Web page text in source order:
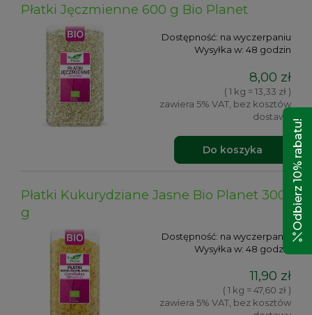
Płatki Jęczmienne 600 g Bio Planet
Dostępność: na wyczerpaniu
Wysyłka w: 48 godzin
8,00 zł
( 1 kg = 13,33 zł )
zawiera 5% VAT, bez kosztów
dostawy
Do koszyka
Płatki Kukurydziane Jasne Bio Planet 300
g
Dostępność: na wyczerpaniu
Wysyłka w: 48 godzin
11,90 zł
( 1 kg = 47,60 zł )
zawiera 5% VAT, bez kosztów
Odbierz 10% rabatu!